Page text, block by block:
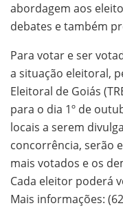
abordagem aos
debates e também
Para votar e ser
a situação eleitoral,
Eleitoral de Goiás
para o dia 1º de
locais a serem
concorrência, serão
mais votados e os
Cada eleitor poderá
Mais informações: